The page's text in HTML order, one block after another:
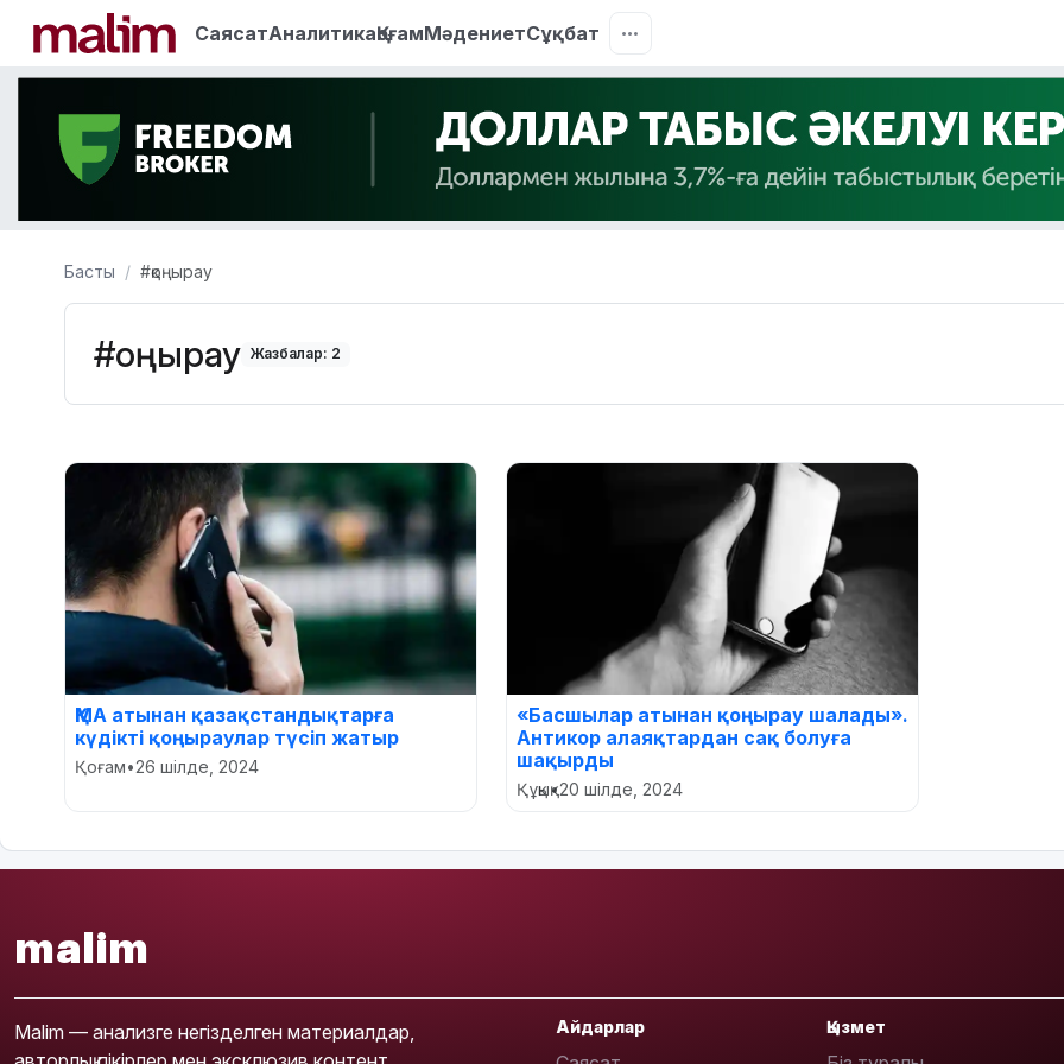
СаясатАналитикаҚоғамМәдениетСұқбат
Басты #қоңырау
#қоңырау Жазбалар: 2
ҚМА атынан қазақстандықтарға
күдікті қоңыраулар түсіп жатыр
Қоғам•26 шілде, 2024
«Басшылар атынан қоңырау шалады».
Антикор алаяқтардан сақ болуға
шақырды
Құқық•20 шілде, 2024
malim
Malim — анализге негізделген материалдар,
Айдарлар Қызмет